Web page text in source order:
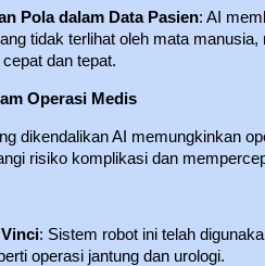
Pola dalam Data Pasien: AI
tidak terlihat oleh mata
dan tepat.
Operasi Medis
dikendalikan AI memungkinkan
risiko komplikasi dan
: Sistem robot ini telah
operasi jantung dan urologi.